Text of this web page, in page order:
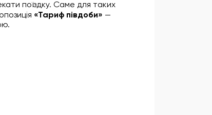
поїздку. Саме для таких
«Тариф півдоби» —